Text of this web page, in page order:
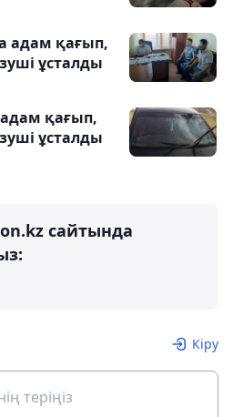
адам қағып,
ұсталды
қағып,
ұсталды
сайтында
Кіру